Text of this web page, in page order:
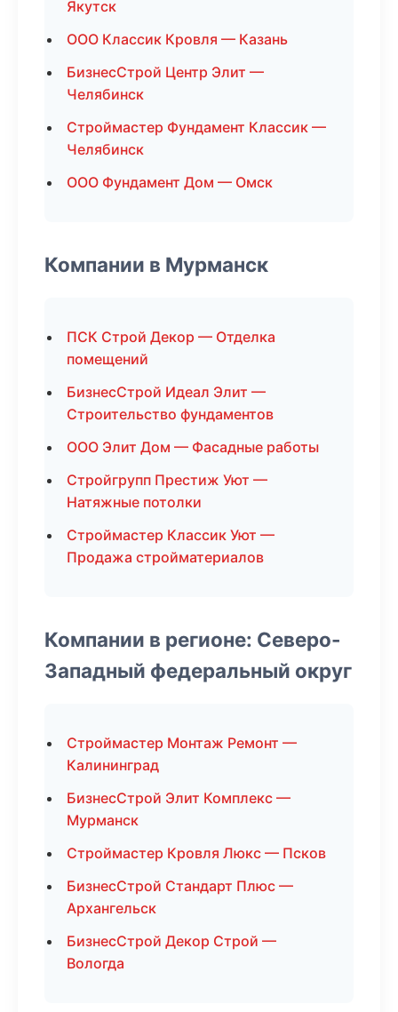
Якутск
ООО Классик Кровля — Казань
БизнесСтрой Центр Элит —
Челябинск
Строймастер Фундамент Классик —
Челябинск
ООО Фундамент Дом — Омск
Компании в Мурманск
ПСК Строй Декор — Отделка
помещений
БизнесСтрой Идеал Элит —
Строительство фундаментов
ООО Элит Дом — Фасадные работы
Стройгрупп Престиж Уют —
Натяжные потолки
Строймастер Классик Уют —
Продажа стройматериалов
Компании в регионе: Северо-
Западный федеральный округ
Строймастер Монтаж Ремонт —
Калининград
БизнесСтрой Элит Комплекс —
Мурманск
Строймастер Кровля Люкс — Псков
БизнесСтрой Стандарт Плюс —
Архангельск
БизнесСтрой Декор Строй —
Вологда